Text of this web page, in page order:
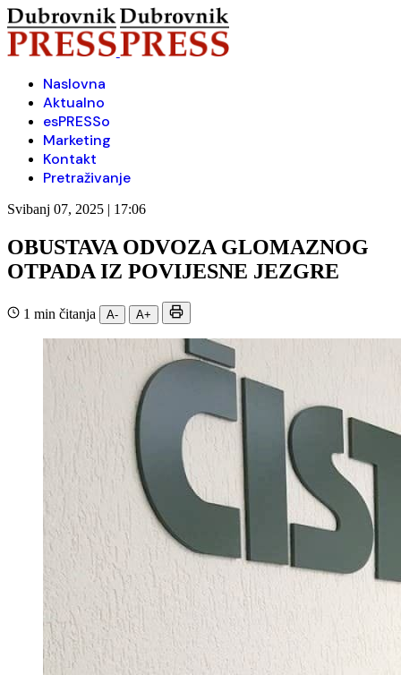
Naslovna
Aktualno
esPRESSo
Marketing
Kontakt
Pretraživanje
Svibanj 07, 2025 | 17:06
OBUSTAVA ODVOZA GLOMAZNOG
OTPADA IZ POVIJESNE JEZGRE
1 min čitanja A- A+